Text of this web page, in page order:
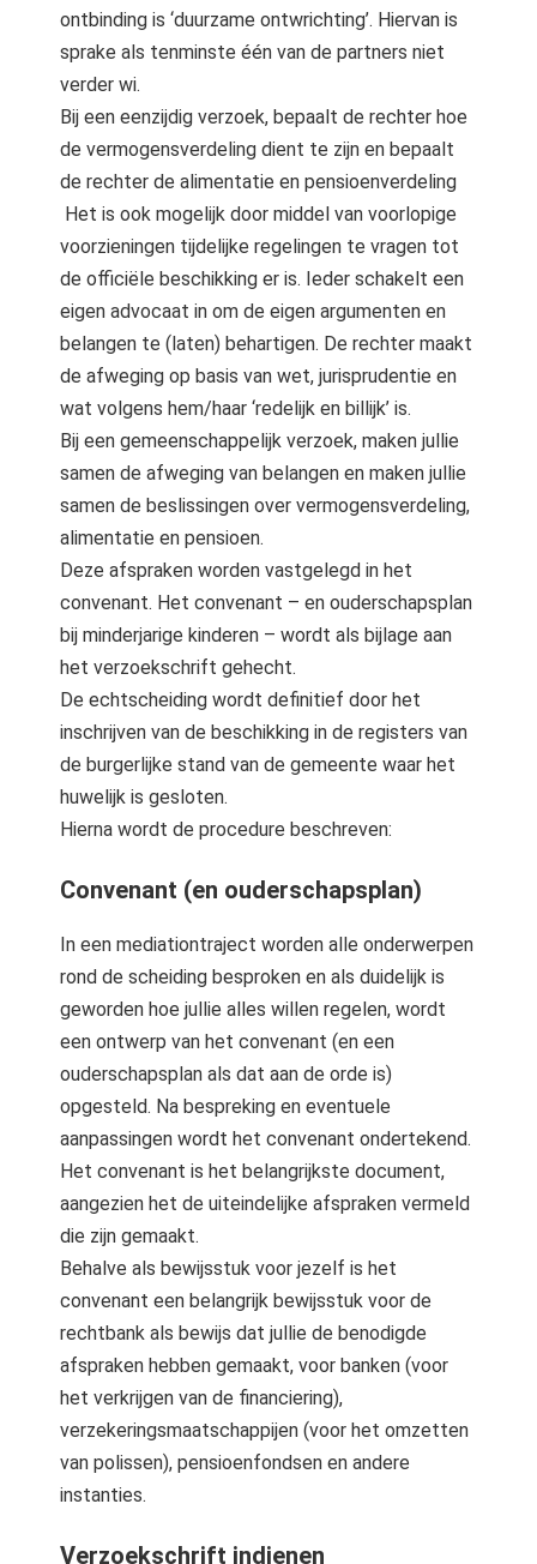
ontbinding is ‘duurzame ontwrichting’. Hiervan is
sprake als tenminste één van de partners niet
verder wi.
Bij een eenzijdig verzoek, bepaalt de rechter hoe
de vermogensverdeling dient te zijn en bepaalt
de rechter de alimentatie en pensioenverdeling
Het is ook mogelijk door middel van voorlopige
voorzieningen tijdelijke regelingen te vragen tot
de officiële beschikking er is. Ieder schakelt een
eigen advocaat in om de eigen argumenten en
belangen te (laten) behartigen. De rechter maakt
de afweging op basis van wet, jurisprudentie en
wat volgens hem/haar ‘redelijk en billijk’ is.
Bij een gemeenschappelijk verzoek, maken jullie
samen de afweging van belangen en maken jullie
samen de beslissingen over vermogensverdeling,
alimentatie en pensioen.
Deze afspraken worden vastgelegd in het
convenant. Het convenant – en ouderschapsplan
bij minderjarige kinderen – wordt als bijlage aan
het verzoekschrift gehecht.
De echtscheiding wordt definitief door het
inschrijven van de beschikking in de registers van
de burgerlijke stand van de gemeente waar het
huwelijk is gesloten.
Hierna wordt de procedure beschreven:
Convenant (en ouderschapsplan)
In een mediationtraject worden alle onderwerpen
rond de scheiding besproken en als duidelijk is
geworden hoe jullie alles willen regelen, wordt
een ontwerp van het convenant (en een
ouderschapsplan als dat aan de orde is)
opgesteld. Na bespreking en eventuele
aanpassingen wordt het convenant ondertekend.
Het convenant is het belangrijkste document,
aangezien het de uiteindelijke afspraken vermeld
die zijn gemaakt.
Behalve als bewijsstuk voor jezelf is het
convenant een belangrijk bewijsstuk voor de
rechtbank als bewijs dat jullie de benodigde
afspraken hebben gemaakt, voor banken (voor
het verkrijgen van de financiering),
verzekeringsmaatschappijen (voor het omzetten
van polissen), pensioenfondsen en andere
instanties.
Verzoekschrift indienen